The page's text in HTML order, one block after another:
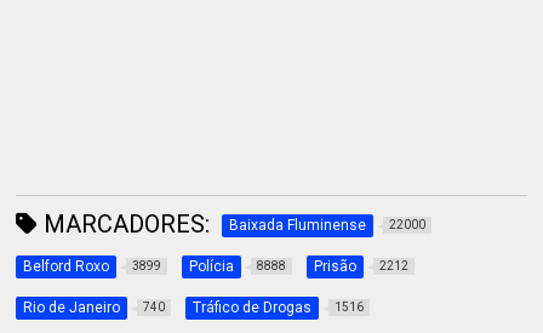
MARCADORES: Baixada Fluminense 22000
Belford Roxo 3899 Polícia 8888 Prisão 2212
Rio de Janeiro 740 Tráfico de Drogas 1516